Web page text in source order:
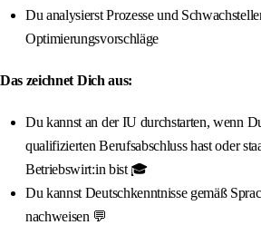
Du analysierst Prozesse und
Optimierungsvorschläge
Das zeichnet Dich aus:
Du kannst an der IU durchstarten, wenn
qualifizierten Berufsabschluss hast oder
Betriebswirt:in bist 🎓
Du kannst Deutschkenntnisse gemäß
nachweisen 💬